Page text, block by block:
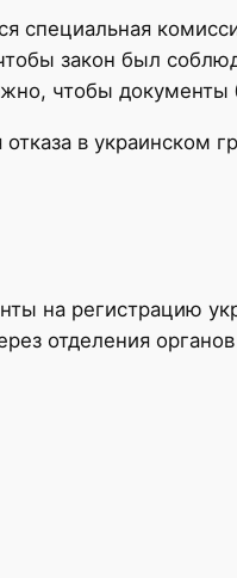
специальная
закон был
чтобы
в украинском
на регистрацию
отделения